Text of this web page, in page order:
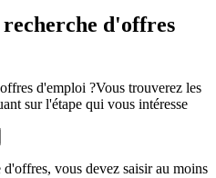
d'offres
d'emploi ?Vous trouverez les
sur l'étape qui vous intéresse
vous devez saisir au moins